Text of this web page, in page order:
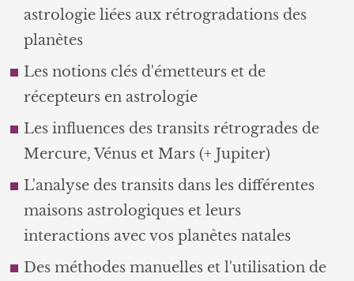
astrologie liées aux rétrogradations des
planètes
Les notions clés d'émetteurs et de
récepteurs en astrologie
Les influences des transits rétrogrades de
Mercure, Vénus et Mars (+ Jupiter)
L'analyse des transits dans les différentes
maisons astrologiques et leurs
interactions avec vos planètes natales
Des méthodes manuelles et l'utilisation de